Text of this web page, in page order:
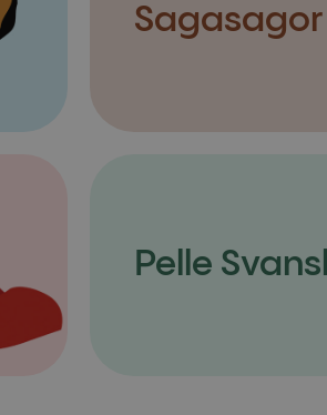
Sagasagor
Pelle